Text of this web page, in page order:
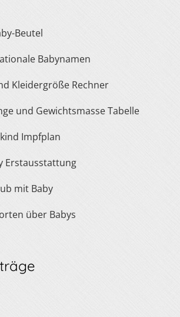
Beutel
Babynamen
Kleidergröße Rechner
und Gewichtsmasse Tabelle
Impfplan
Erstausstattung
mit Baby
über Babys